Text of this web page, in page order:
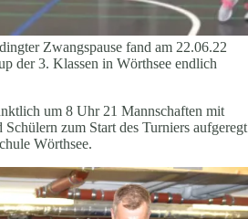
Zwangspause fand am 22.06.22
der 3. Klassen in Wörthsee endlich
um 8 Uhr 21 Mannschaften mit
Schülern zum Start des Turniers aufgeregt
Wörthsee.